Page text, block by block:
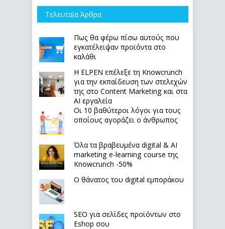
Τελευταία Άρθρα
Πως θα φέρω πίσω αυτούς που
εγκατέλειψαν προϊόντα στο
καλάθι
Η ELPEN επέλεξε τη Knowcrunch
για την εκπαίδευση των στελεχών
της στο Content Marketing και στα
AI εργαλεία
Οι 10 βαθύτεροι λόγοι για τους
οποίους αγοράζει ο άνθρωπος
Όλα τα βραβευμένα digital & AI
marketing e-learning course της
Knowcrunch -50%
Ο θάνατος του digital εμποράκου
SEO για σελίδες προϊόντων στο
Eshop σου